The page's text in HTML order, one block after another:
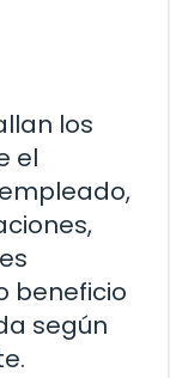
los
el
beneficio
según